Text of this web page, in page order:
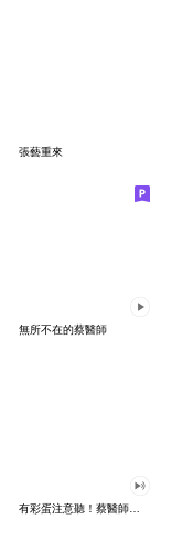
張藝重來
無所不在的蔡醫師